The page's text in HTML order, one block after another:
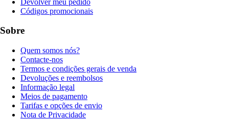
Códigos promocionais
Sobre
Quem somos nós?
Contacte-nos
Termos e condições gerais de venda
Devoluções e reembolsos
Informação legal
Meios de pagamento
Tarifas e opções de envio
Nota de Privacidade